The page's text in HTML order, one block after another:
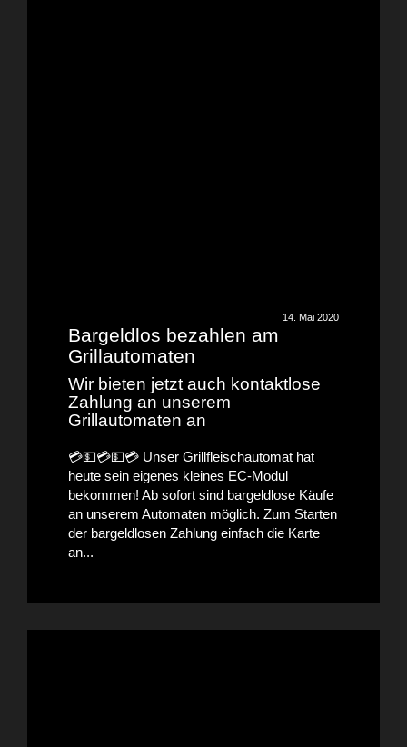
14. Mai 2020
Bargeldlos bezahlen am
Grillautomaten
Wir bieten jetzt auch kontaktlose
Zahlung an unserem
Grillautomaten an
💳💵💳💵💳 Unser Grillfleischautomat hat
heute sein eigenes kleines EC-Modul
bekommen! Ab sofort sind bargeldlose Käufe
an unserem Automaten möglich. Zum Starten
der bargeldlosen Zahlung einfach die Karte
an...